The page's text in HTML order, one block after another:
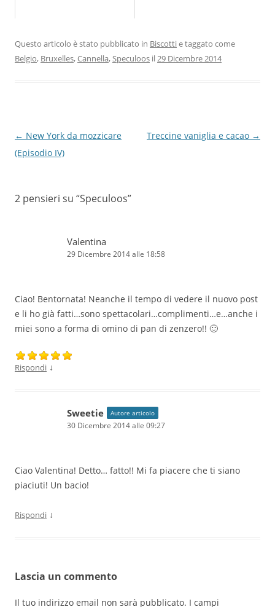
Questo articolo è stato pubblicato in Biscottie taggato come
Belgio, Bruxelles,Cannella,Speculoos il29 Dicembre 2014
Navigazione
articolo
← New York da mozzicare
(Episodio IV)
Treccine vaniglia e cacao →
2 pensieri su “Speculoos”
Valentina
29 Dicembre 2014 alle 18:58
Ciao! Bentornata! Neanche il tempo di vedere il nuovo post
e li ho già fatti…sono spettacolari…complimenti…e…anche i
miei sono a forma di omino di pan di zenzero!! 🙂
Rispondi ↓
Sweetie Autore articolo
30 Dicembre 2014 alle 09:27
Ciao Valentina! Detto… fatto!! Mi fa piacere che ti siano
piaciuti! Un bacio!
Rispondi ↓
Lascia un commento
Il tuo indirizzo email non sarà pubblicato. I campi